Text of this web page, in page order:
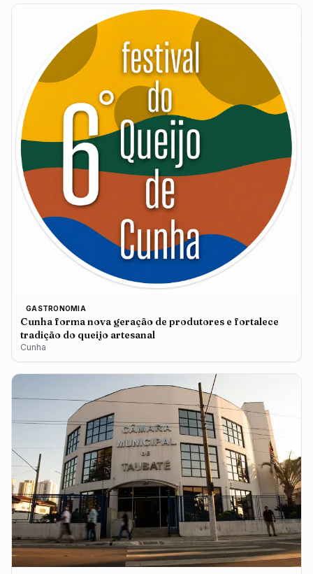
GASTRONOMIA
Cunha forma nova geração de produtores e fortalece
tradição do queijo artesanal
Cunha